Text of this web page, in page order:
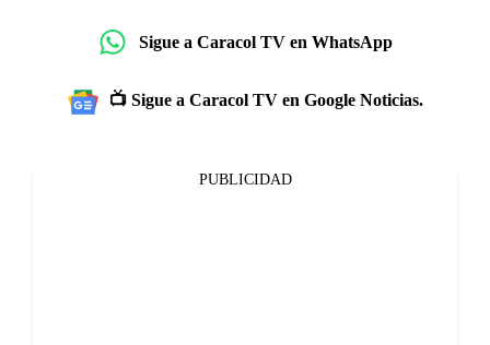
Sigue a Caracol TV en WhatsApp
📺 Sigue a Caracol TV en Google Noticias.
PUBLICIDAD